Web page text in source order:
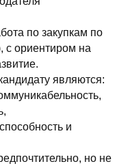
по закупкам по
с ориентиром на
являются:
и
но не